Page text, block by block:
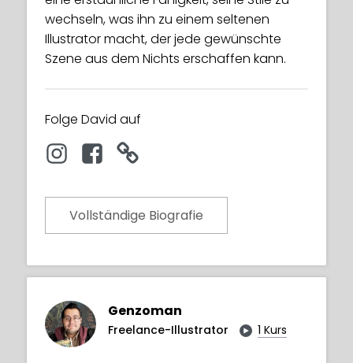
wechseln, was ihn zu einem seltenen
Illustrator macht, der jede gewünschte
Szene aus dem Nichts erschaffen kann.
Folge David auf
Vollständige Biografie
Genzoman
Freelance-Illustrator 1 Kurs